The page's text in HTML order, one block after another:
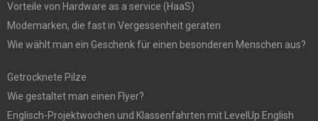
Vorteile von Hardware as a service (HaaS)
Modemarken, die fast in Vergessenheit geraten
Wie wählt man ein Geschenk für einen besonderen Menschen aus?
Getrocknete Pilze
Wie gestaltet man einen Flyer?
Englisch-Projektwochen und Klassenfahrten mit LevelUp English